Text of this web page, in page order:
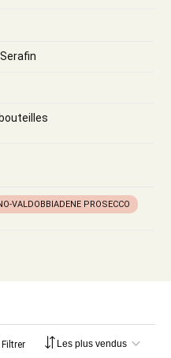
VALDOBBIADENE PROSECCO
Filtrer